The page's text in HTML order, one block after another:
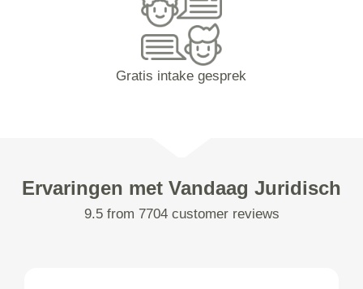
Gratis intake gesprek
Ervaringen met Vandaag Juridisch
9.5 from 7704 customer reviews